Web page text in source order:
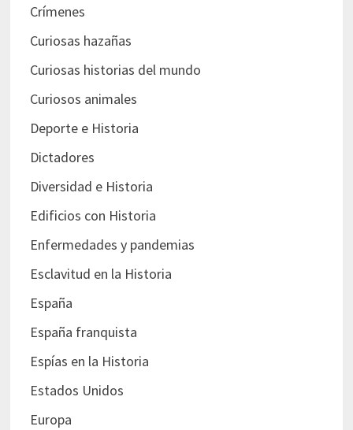
Crímenes
Curiosas hazañas
Curiosas historias del mundo
Curiosos animales
Deporte e Historia
Dictadores
Diversidad e Historia
Edificios con Historia
Enfermedades y pandemias
Esclavitud en la Historia
España
España franquista
Espías en la Historia
Estados Unidos
Europa